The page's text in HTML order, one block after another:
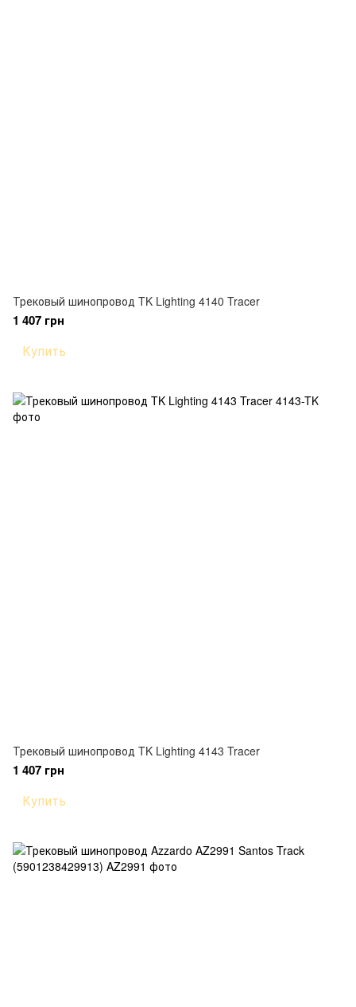
Трековый шинопровод TK Lighting 4140 Tracer
1 407 грн
Купить
Трековый шинопровод TK Lighting 4143 Tracer
1 407 грн
Купить